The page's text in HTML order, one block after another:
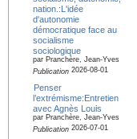
nation.:L'idée
d'autonomie
démocratique face au
socialisme
sociologique
par Pranchère, Jean-Yves
Publication2026-08-01
Penser
l’extrémisme:Entretien
avec Agnès Louis
par Pranchère, Jean-Yves
Publication2026-07-01